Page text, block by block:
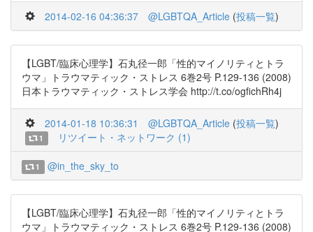
2014-02-16 04:36:37 @LGBTQA_Article (投稿一覧)
【LGBT/臨床心理学】石丸径一郎「性的マイノリティとトラ
ウマ」トラウマティック・ストレス 6巻2号 P.129-136 (2008)
日本トラウマティック・ストレス学会 http://t.co/ogfichRh4j
2014-01-18 10:36:31 @LGBTQA_Article (投稿一覧)
1 リツイート・ネットワーク (1)
1 @in_the_sky_to
【LGBT/臨床心理学】石丸径一郎「性的マイノリティとトラ
ウマ」トラウマティック・ストレス 6巻2号 P.129-136 (2008)